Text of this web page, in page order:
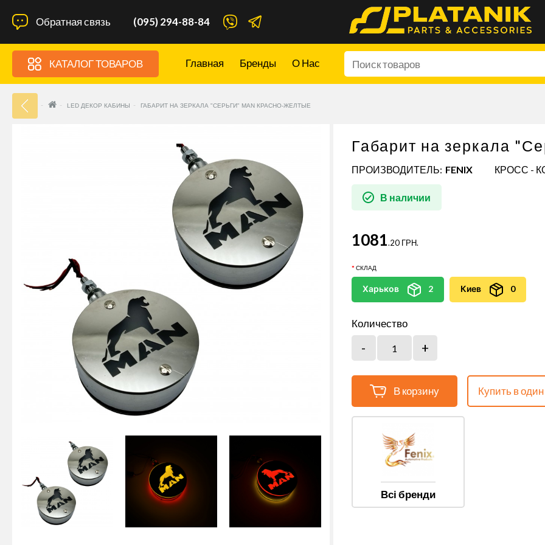
Обратная связь (095) 294-88-84
КАТАЛОГ ТОВАРОВ Главная Бренды О Нас
LED ДЕКОР КАБИНЫ ГАБАРИТ НА ЗЕРКАЛА "СЕРЬГИ" MAN КРАСНО-ЖЕЛТЫЕ
Габарит на зеркала
ПРОИЗВОДИТЕЛЬ: FENIX КРОСС -
В наличии
1081.20 ГРН.
СКЛАД
Харьков 2 Киев 0
Количество
В корзину Купить в один
Всі бренди